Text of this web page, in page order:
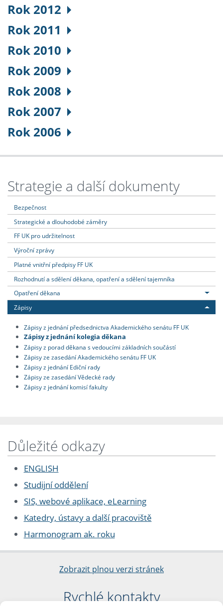
Rok 2012
Rok 2011
Rok 2010
Rok 2009
Rok 2008
Rok 2007
Rok 2006
Strategie a další dokumenty
Bezpečnost
Strategické a dlouhodobé záměry
FF UK pro udržitelnost
Výroční zprávy
Platné vnitřní předpisy FF UK
Rozhodnutí a sdělení děkana, opatření a sdělení tajemníka
Opatření děkana
Zápisy
Zápisy z jednání předsednictva Akademického senátu FF UK
Zápisy z jednání kolegia děkana
Zápisy z porad děkana s vedoucími základních součástí
Zápisy ze zasedání Akademického senátu FF UK
Zápisy z jednání Ediční rady
Zápisy ze zasedání Vědecké rady
Zápisy z jednání komisí fakulty
Důležité odkazy
ENGLISH
Studijní oddělení
SIS, webové aplikace, eLearning
Katedry, ústavy a další pracoviště
Harmonogram ak. roku
Zobrazit plnou verzi stránek
Rychlé kontakty